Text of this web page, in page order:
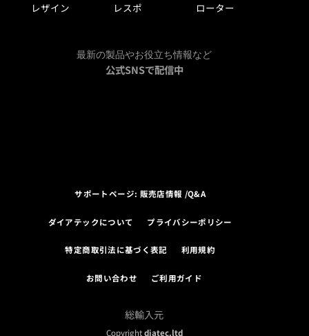
レザイン
レスポ ローター
最新の製品やお役立ち情報など
公式SNSで配信中
サポートページ: 販売店情報 /Q&A
ダイアテックについて プライバシーポリシー
特定商取引法に基づく表記 利用規約
お問い合わせ ご利用ガイド
総輸入元
Copyrightdiatec.ltd